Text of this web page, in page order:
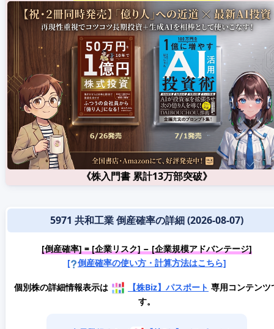
《株入門書 累計13万部突破》
5971 共和工業 倒産確率の詳細 (2026-08-07)
[倒産確率] = [企業リスク] − [企業規模アドバンテージ]
[
倒産確率の使い方・計算方法はこちら]
個別株の詳細情報表示は 【株Biz】パスポート 専用コンテンツ
す。